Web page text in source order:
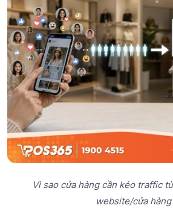
Vì sao cửa hàng cần kéo traffic
website/cửa